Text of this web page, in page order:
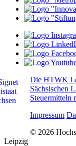
Die HTWK
Sächsischen
Steuermitteln
Impressum
© 2026
Leipzig